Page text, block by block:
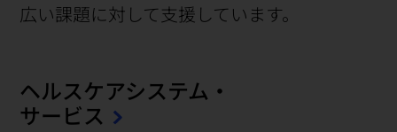
広い課題に対して支援しています。
ヘルスケアシステム・
サービス